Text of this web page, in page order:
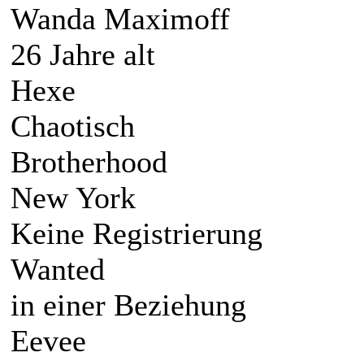
Wanda Maximoff
26 Jahre alt
Hexe
Chaotisch
Brotherhood
New York
Keine Registrierung
Wanted
in einer Beziehung
Eevee